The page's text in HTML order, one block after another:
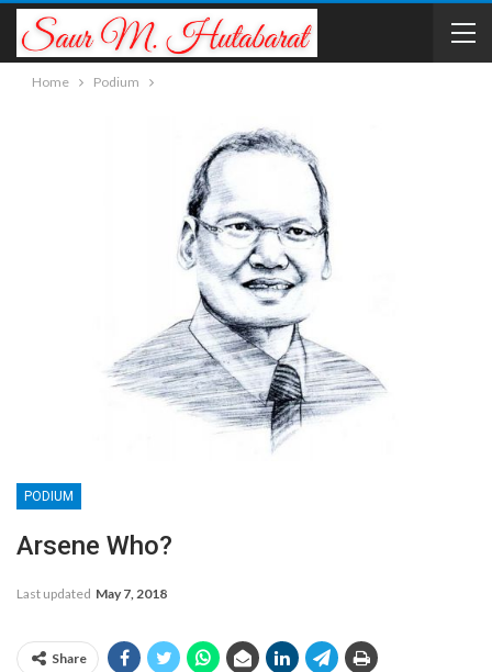
Home Podium
PODIUM
Arsene Who?
Last updated May 7, 2018
Share